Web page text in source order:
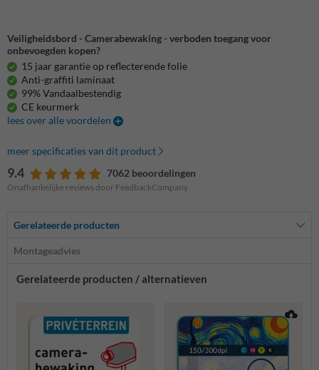
Veiligheidsbord - Camerabewaking - verboden toegang voor
onbevoegden kopen?
15 jaar garantie op reflecterende folie
Anti-graffiti laminaat
99% Vandaalbestendig
CE keurmerk
lees over alle voordelen
meer specificaties van dit product
9.4 7062 beoordelingen
Onafhankelijke reviews door FeedbackCompany
Gerelateerde producten
Montageadvies
Gerelateerde producten / alternatieven